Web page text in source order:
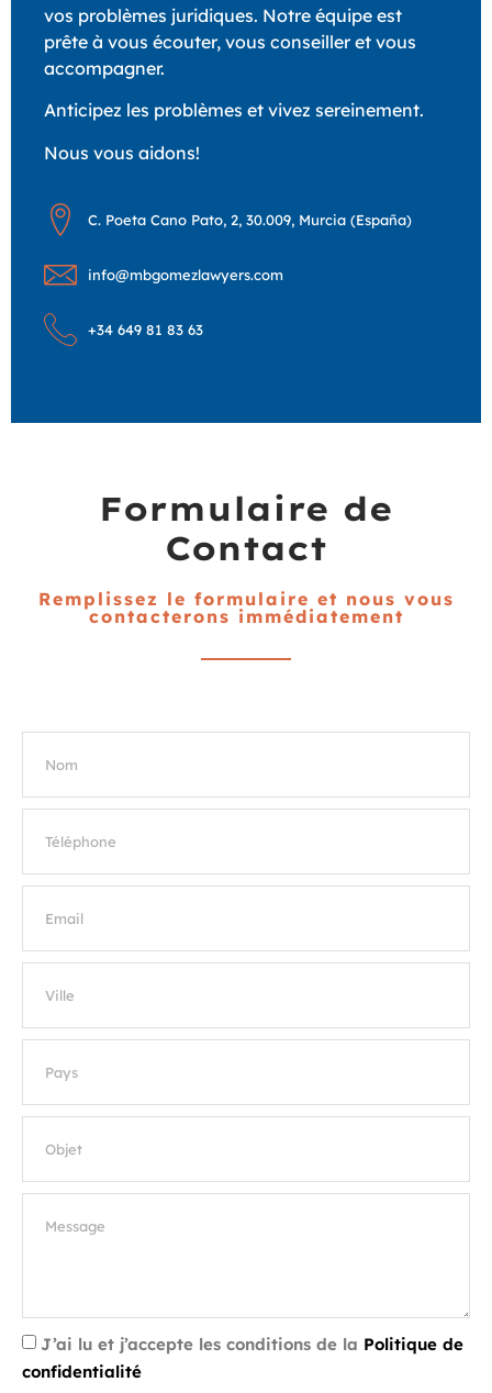
vos problèmes juridiques. Notre équipe est
prête à vous écouter, vous conseiller et vous
accompagner.
Anticipez les problèmes et vivez sereinement.
Nous vous aidons!
C. Poeta Cano Pato, 2, 30.009, Murcia (España)
info@mbgomezlawyers.com
+34 649 81 83 63
Formulaire de
Contact
Remplissez le formulaire et nous vous
contacterons immédiatement
J’ai lu et j’accepte les conditions de la Politique de
confidentialité